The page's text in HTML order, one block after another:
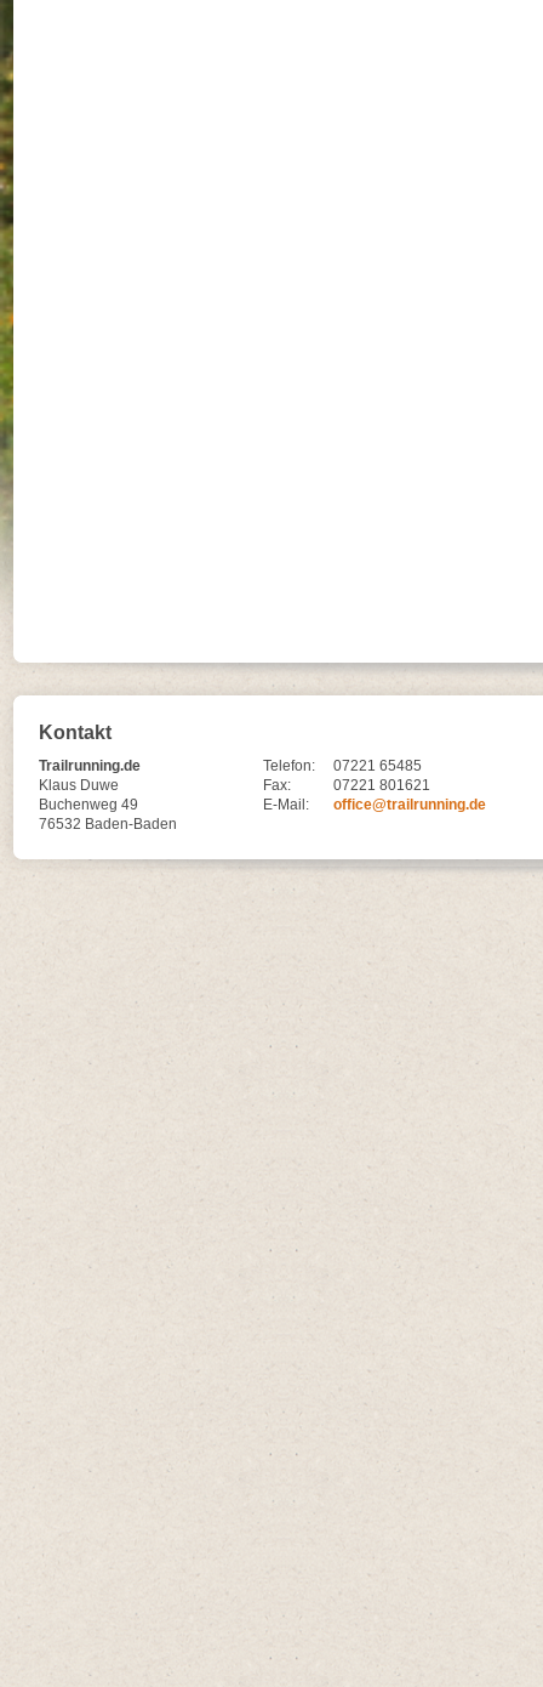
Kontakt
Trailrunning.de
Klaus Duwe
Buchenweg 49
76532 Baden-Baden
Telefon:
07221 65485
Fax:
07221 801621
E-Mail:
office@trailrunning.de